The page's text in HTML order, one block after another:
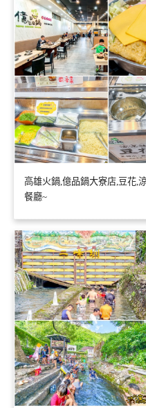
高雄火鍋,億品鍋大寮店,豆花,
餐廳~